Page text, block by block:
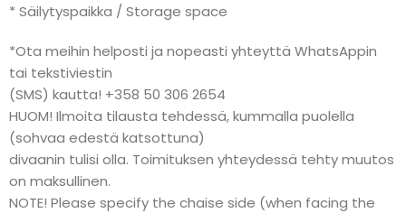
* Säilytyspaikka / Storage space
*Ota meihin helposti ja nopeasti yhteyttä WhatsAppin
tai tekstiviestin
(SMS) kautta! +358 50 306 2654
HUOM! Ilmoita tilausta tehdessä, kummalla puolella
(sohvaa edestä katsottuna)
divaanin tulisi olla. Toimituksen yhteydessä tehty muutos
on maksullinen.
NOTE! Please specify the chaise side (when facing the